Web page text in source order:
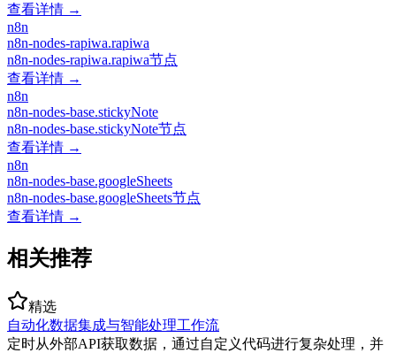
查看详情 →
n8n
n8n-nodes-rapiwa.rapiwa
n8n-nodes-rapiwa.rapiwa节点
查看详情 →
n8n
n8n-nodes-base.stickyNote
n8n-nodes-base.stickyNote节点
查看详情 →
n8n
n8n-nodes-base.googleSheets
n8n-nodes-base.googleSheets节点
查看详情 →
相关推荐
精选
自动化数据集成与智能处理工作流
定时从外部API获取数据，通过自定义代码进行复杂处理，并